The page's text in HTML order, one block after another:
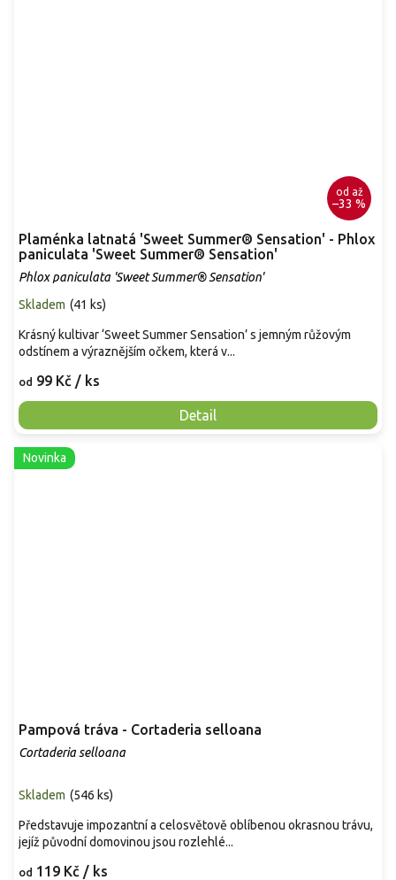
od až
–33 %
Plaménka latnatá 'Sweet Summer® Sensation' - Phlox
paniculata 'Sweet Summer® Sensation'
Phlox paniculata 'Sweet Summer® Sensation'
Skladem (41 ks)
od 99 Kč / ks
Detail
Krásný kultivar ‘Sweet Summer Sensation’ s jemným růžovým
odstínem a výraznějším očkem, která v...
Novinka
Pampová tráva - Cortaderia selloana
Cortaderia selloana
Skladem (546 ks)
od 119 Kč / ks
Představuje impozantní a celosvětově oblíbenou okrasnou trávu,
jejíž původní domovinou jsou rozlehlé...